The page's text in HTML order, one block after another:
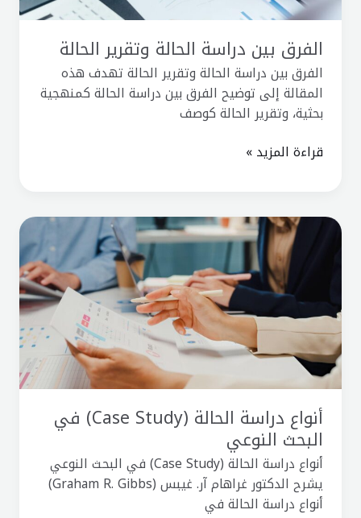
الفرق بين دراسة الحالة وتقرير الحالة
الفرق بين دراسة الحالة وتقرير الحالة تهدف هذه
المقالة إلى توضيح الفرق بين دراسة الحالة كمنهجية
بحثية، وتقرير الحالة كوصف
قراءة المزيد »
أنواع دراسة الحالة (Case Study) في
البحث النوعي
أنواع دراسة الحالة (Case Study) في البحث النوعي
يشرح الدكتور غراهام آر. غيبس (Graham R. Gibbs)
أنواع دراسة الحالة في
أنواع
دراسة
في
البحث
النوعي